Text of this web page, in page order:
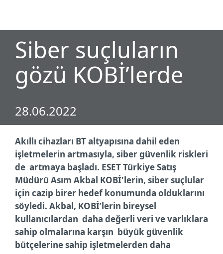
Siber suçluların
gözü KOBİ’lerde
28.06.2022
Akıllı cihazları BT altyapısına dahil eden
işletmelerin artmasıyla, siber güvenlik riskleri
de artmaya başladı. ESET Türkiye Satış
Müdürü Asım Akbal KOBİ'lerin, siber suçlular
için cazip birer hedef konumunda olduklarını
söyledi. Akbal, KOBİ’lerin bireysel
kullanıcılardan daha değerli veri ve varlıklara
sahip olmalarına karşın büyük güvenlik
bütçelerine sahip işletmelerden daha